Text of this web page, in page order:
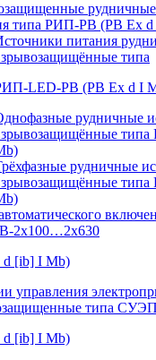
типа РИП-РВ (РВ Ex
питания
типа
LED-РВ (РВ Ex d I
рудничные
рудничные
2х100…2х630
[ib] I Mb)
управления
типа
[ib] I Mb)